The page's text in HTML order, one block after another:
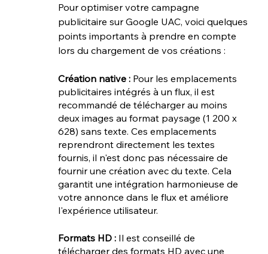
Pour optimiser votre campagne
publicitaire sur Google UAC, voici quelques
points importants à prendre en compte
lors du chargement de vos créations :
Création native : Pour les emplacements
publicitaires intégrés à un flux, il est
recommandé de télécharger au moins
deux images au format paysage (1 200 x
628) sans texte. Ces emplacements
reprendront directement les textes
fournis, il n'est donc pas nécessaire de
fournir une création avec du texte. Cela
garantit une intégration harmonieuse de
votre annonce dans le flux et améliore
l'expérience utilisateur.
Formats HD : Il est conseillé de
télécharger des formats HD avec une